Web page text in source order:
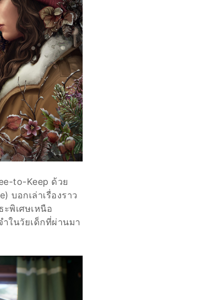
to-Keep ด้วย
บอกเล่าเรื่องราว
พิเศษเหนือ
ในวัยเด็กที่ผ่านมา